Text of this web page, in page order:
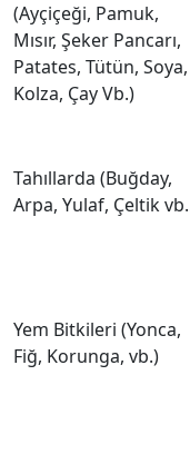
(Ayçiçeği, Pamuk,
Mısır, Şeker Pancarı,
Patates, Tütün, Soya,
Kolza, Çay Vb.)
Tahıllarda (Buğday,
Arpa, Yulaf, Çeltik
Yem Bitkileri (Yonca,
Fiğ, Korunga, vb.)